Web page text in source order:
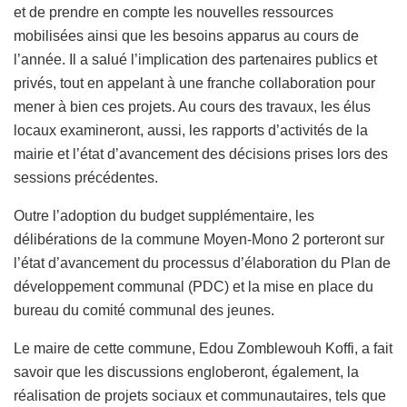
et de prendre en compte les nouvelles ressources
mobilisées ainsi que les besoins apparus au cours de
l’année. Il a salué l’implication des partenaires publics et
privés, tout en appelant à une franche collaboration pour
mener à bien ces projets. Au cours des travaux, les élus
locaux examineront, aussi, les rapports d’activités de la
mairie et l’état d’avancement des décisions prises lors des
sessions précédentes.
Outre l’adoption du budget supplémentaire, les
délibérations de la commune Moyen-Mono 2 porteront sur
l’état d’avancement du processus d’élaboration du Plan de
développement communal (PDC) et la mise en place du
bureau du comité communal des jeunes.
Le maire de cette commune, Edou Zomblewouh Koffi, a fait
savoir que les discussions engloberont, également, la
réalisation de projets sociaux et communautaires, tels que